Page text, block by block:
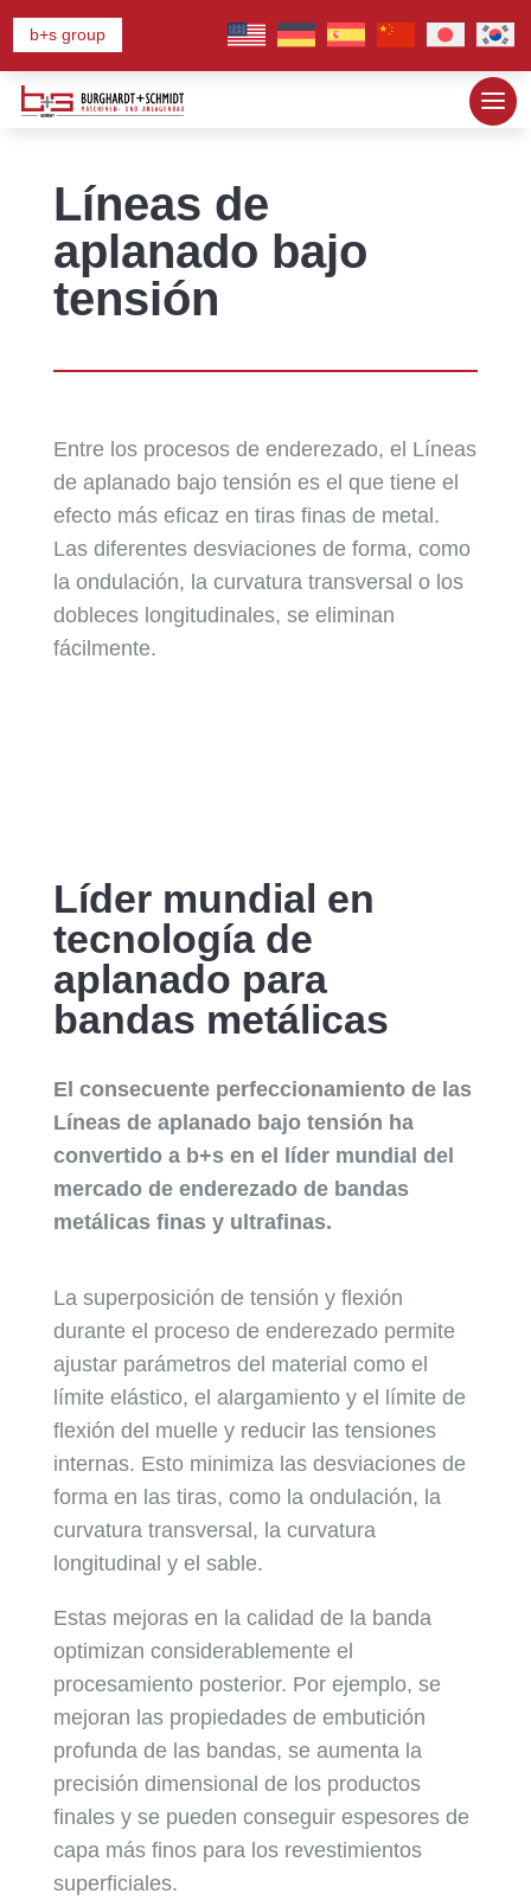
b+s group
Líneas de
aplanado bajo
tensión
Entre los procesos de enderezado, el Líneas
de aplanado bajo tensión es el que tiene el
efecto más eficaz en tiras finas de metal.
Las diferentes desviaciones de forma, como
la ondulación, la curvatura transversal o los
dobleces longitudinales, se eliminan
fácilmente.
Líder mundial en
tecnología de
aplanado para
bandas metálicas
El consecuente perfeccionamiento de las
Líneas de aplanado bajo tensión ha
convertido a b+s en el líder mundial del
mercado de enderezado de bandas
metálicas finas y ultrafinas.
La superposición de tensión y flexión
durante el proceso de enderezado permite
ajustar parámetros del material como el
límite elástico, el alargamiento y el límite de
flexión del muelle y reducir las tensiones
internas. Esto minimiza las desviaciones de
forma en las tiras, como la ondulación, la
curvatura transversal, la curvatura
longitudinal y el sable.
Estas mejoras en la calidad de la banda
optimizan considerablemente el
procesamiento posterior. Por ejemplo, se
mejoran las propiedades de embutición
profunda de las bandas, se aumenta la
precisión dimensional de los productos
finales y se pueden conseguir espesores de
capa más finos para los revestimientos
superficiales.